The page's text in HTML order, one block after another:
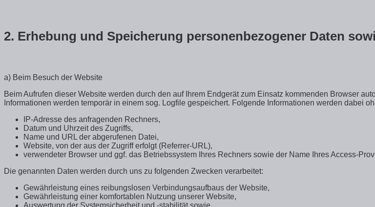
2. Erhebung und Speicherung personenbezogener Daten
a) Beim Besuch der Website
Beim Aufrufen dieser Website werden durch den auf Ihrem Endgerät zum Einsatz kommenden Browser
Informationen werden temporär in einem sog. Logfile gespeichert. Folgende Informationen werden dabei
IP-Adresse des anfragenden Rechners,
Datum und Uhrzeit des Zugriffs,
Name und URL der abgerufenen Datei,
Website, von der aus der Zugriff erfolgt (Referrer-URL),
verwendeter Browser und ggf. das Betriebssystem Ihres Rechners sowie der Name Ihres Access-
Die genannten Daten werden durch uns zu folgenden Zwecken verarbeitet:
Gewährleistung eines reibungslosen Verbindungsaufbaus der Website,
Gewährleistung einer komfortablen Nutzung unserer Website,
Auswertung der Systemsicherheit und -stabilität sowie